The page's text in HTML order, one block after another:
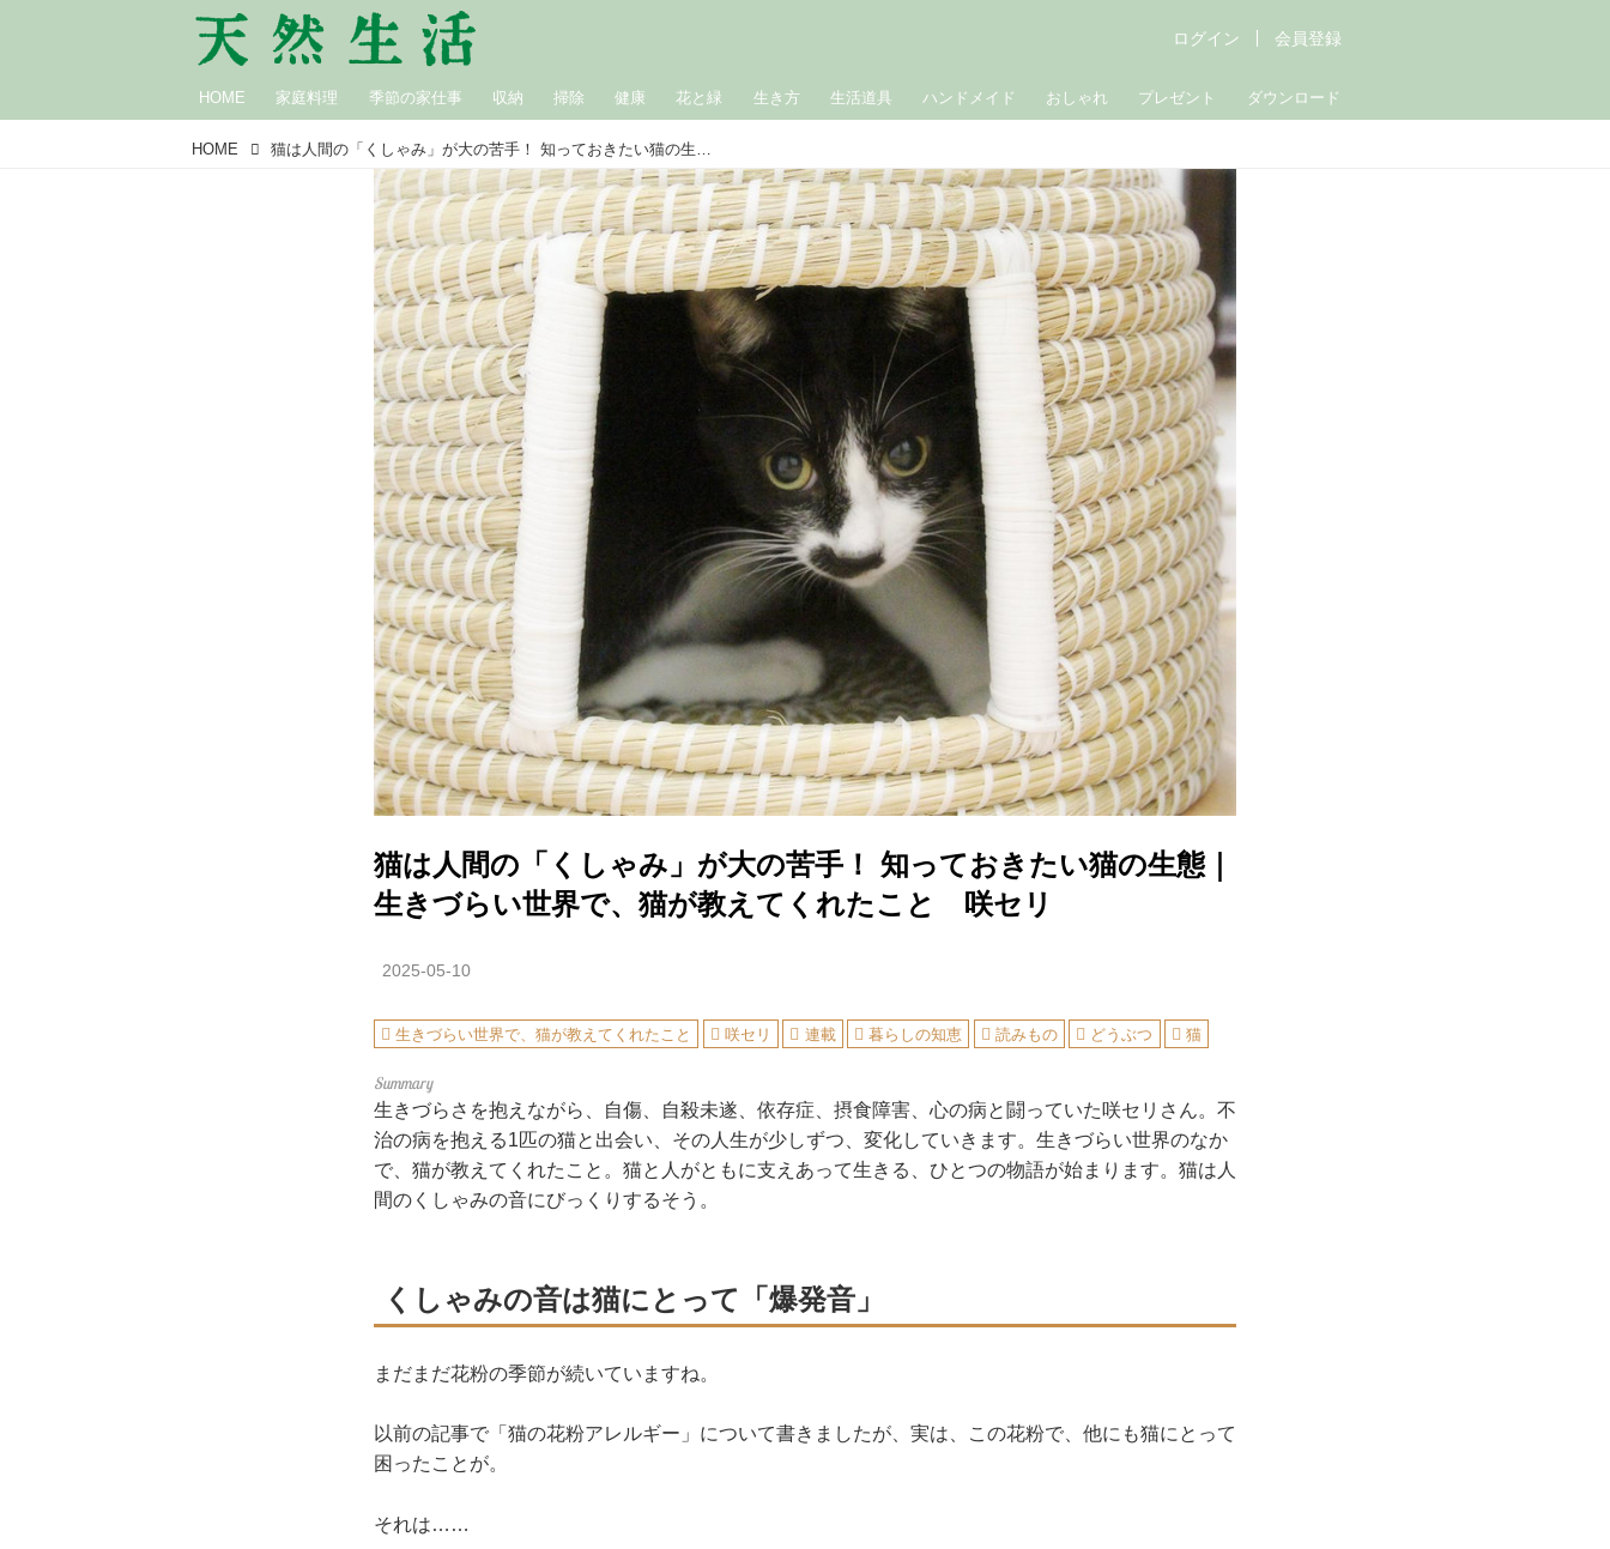
HOME 家庭料理 季節の家仕事 収納 掃除 健康 花と緑 生き方 生活道具 ハンドメイド おしゃれ プレゼント ダウンロード
ログイン 会員登録
HOME 猫は人間の「くしゃみ」が大の苦手！ 知っておきたい猫の生態｜生きづらい世界で、猫が教えてくれたこと 咲セリ
猫は人間の「くしゃみ」が大の苦手！ 知っておきたい猫の生態｜
生きづらい世界で、猫が教えてくれたこと 咲セリ
2025-05-10
生きづらい世界で、猫が教えてくれたこと 咲セリ 連載 暮らしの知恵 読みもの どうぶつ 猫
生きづらさを抱えながら、自傷、自殺未遂、依存症、摂食障害、心の病と闘っていた咲セリさん。不
治の病を抱える1匹の猫と出会い、その人生が少しずつ、変化していきます。生きづらい世界のなか
で、猫が教えてくれたこと。猫と人がともに支えあって生きる、ひとつの物語が始まります。猫は人
間のくしゃみの音にびっくりするそう。
くしゃみの音は猫にとって「爆発音」
まだまだ花粉の季節が続いていますね。
以前の記事で「猫の花粉アレルギー」について書きましたが、実は、この花粉で、他にも猫にとって
困ったことが。
それは……